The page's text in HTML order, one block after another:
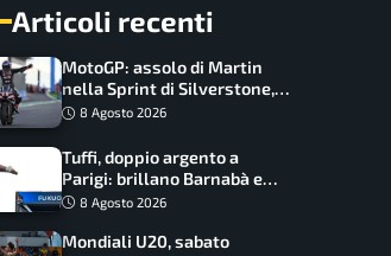
Articoli recenti
MotoGP: assolo di Martin
nella Sprint di Silverstone,
trionfo totale Aprilia
8 Agosto 2026
Tuffi, doppio argento a
Parigi: brillano Barnabà e
Cosetti
8 Agosto 2026
Mondiali U20, sabato